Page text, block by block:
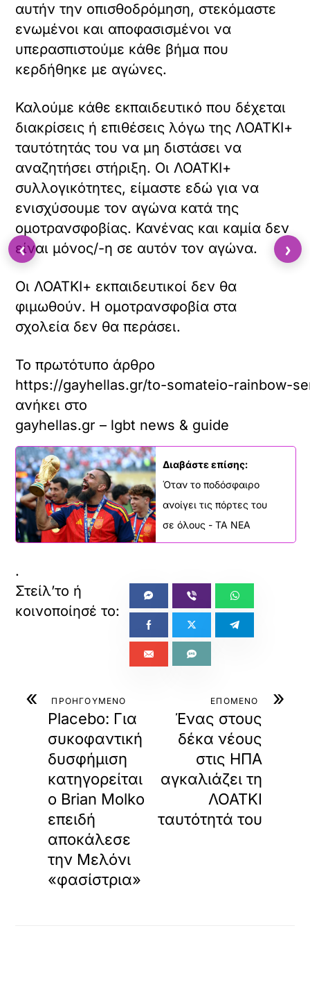
αυτήν την οπισθοδρόμηση, στεκόμαστε
ενωμένοι και αποφασισμένοι να
υπερασπιστούμε κάθε βήμα που
κερδήθηκε με αγώνες.
Καλούμε κάθε εκπαιδευτικό που δέχεται
διακρίσεις ή επιθέσεις λόγω της ΛΟΑΤΚΙ+
ταυτότητάς του να μη διστάσει να
αναζητήσει στήριξη. Οι ΛΟΑΤΚΙ+
συλλογικότητες, είμαστε εδώ για να
ενισχύσουμε τον αγώνα κατά της
ομοτρανσφοβίας. Κανένας και καμία δεν
είναι μόνος/-η σε αυτόν τον αγώνα.
Οι ΛΟΑΤΚΙ+ εκπαιδευτικοί δεν θα
φιμωθούν. Η ομοτρανσφοβία στα
σχολεία δεν θα περάσει.
Το πρωτότυπο άρθρο
https://gayhellas.gr/to-somateio-rainbow-
ανήκει στο
gayhellas.gr – lgbt news & guide
Διαβάστε επίσης:
Όταν το ποδόσφαιρο
ανοίγει τις πόρτες του
σε όλους - ΤΑ ΝΕΑ
.
« ΠΡΟΗΓΟΥΜΕΝΟ
Placebo: Για
συκοφαντική
δυσφήμιση
κατηγορείται
ο Brian Molko
επειδή
αποκάλεσε
την Μελόνι
«φασίστρια»
»
ΕΠΟΜΕΝΟ
Ένας στους
δέκα νέους
στις ΗΠΑ
αγκαλιάζει τη
ΛΟΑΤΚΙ
ταυτότητά του
‹ ›